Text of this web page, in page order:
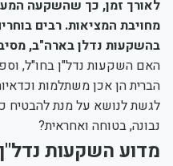
לאורך זמן, כך שהשקעה
מחויבת המציאות. רבים
בהשקעות נדלן בארה"ב,
האם השקעות נדל"ן בחו"ל,
הברית הן אכן משתלמות
לגשת לנושא על מנת להבטיח
נבונה, בטוחה ואחראית?
מדוע השקעות